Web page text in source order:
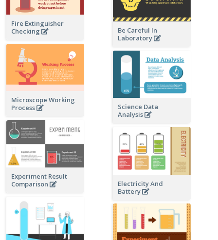
Fire Extinguisher
Checking
Be Careful In
Laboratory
Microscope Working
Process
Science Data
Analysis
Experiment Result
Comparison
Electricity And
Battery